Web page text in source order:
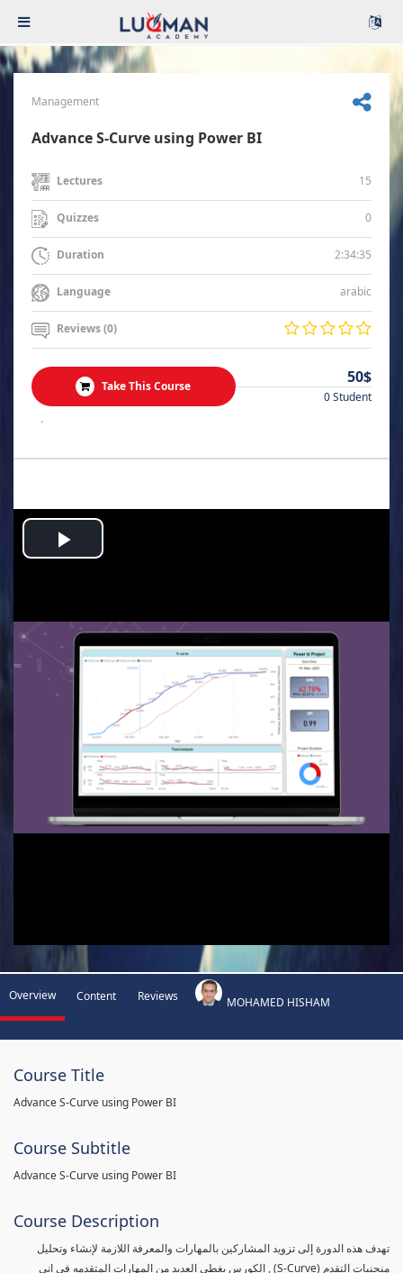
Management
Advance S-Curve using Power BI
Lectures 15
Quizzes 0
Duration 2:34:35
Language arabic
Reviews (0)
Take This Course 50$
0 Student
.
Play
Overview Content Reviews MOHAMED HISHAM
Course Title
Advance S-Curve using Power BI
Course Subtitle
Advance S-Curve using Power BI
Course Description
تهدف هذه الدورة إلى تزويد المشاركين بالمهارات والمعرفة اللازمة لإنشاء وتحليل
منحنيات التقدم (S-Curve) , الكورس يغطي العديد من المهارات المتقدمه في اني